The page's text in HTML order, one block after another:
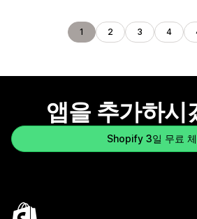
1 2 3 4
앱을 추가하시
Shopify 3일 무료